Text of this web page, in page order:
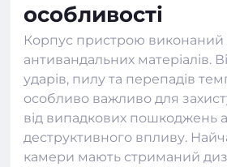
особливості
Корпус пристрою виконаний
антивандальних матеріалів.
ударів, пилу та перепадів
особливо важливо для
від випадкових пошкоджень
деструктивного впливу.
камери мають стриманий